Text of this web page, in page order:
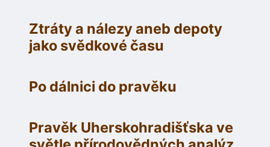
Ztráty a nálezy aneb depoty
jako svědkové času
Po dálnici do pravěku
Pravěk Uherskohradišťska ve